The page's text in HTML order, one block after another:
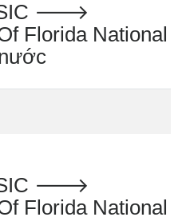
🡒
Florida National
🡒
Florida National